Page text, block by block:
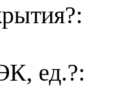
?:
ед.?: